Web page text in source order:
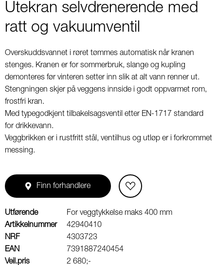
Utekran selvdrenerende med
ratt og vakuumventil
Overskuddsvannet i røret tømmes automatisk når kranen
stenges. Kranen er for sommerbruk, slange og kupling
demonteres før vinteren setter inn slik at alt vann renner ut.
Stengningen skjer på veggens innside i godt oppvarmet rom,
frostfri kran.
Med typegodkjent tilbakelsagsventil etter EN-1717 standard
for drikkevann.
Veggbrikken er i rustfritt stål, ventilhus og utløp er i forkrommet
messing.
Finn forhandlere
Utførende
For veggtykkelse maks 400 mm
Artikkelnummer
42940410
NRF
4303723
EAN
7391887240454
Veil.pris
2 680;-